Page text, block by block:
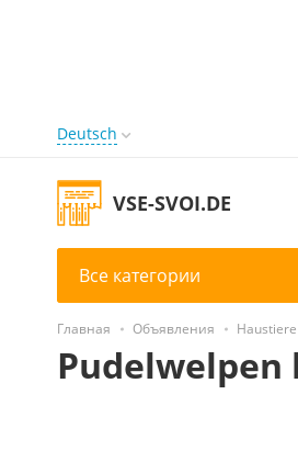
Deutsch
VSE-SVOI.DE
Все категории
Главная Объявления